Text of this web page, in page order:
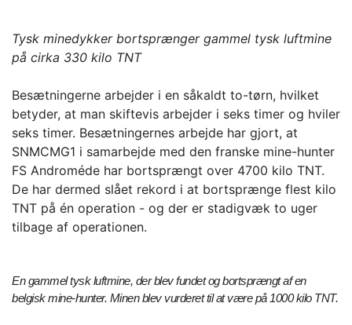
Tysk minedykker bortsprænger gammel tysk luftmine
på cirka 330 kilo TNT
Besætningerne arbejder i en såkaldt to-tørn, hvilket
betyder, at man skiftevis arbejder i seks timer og hviler
seks timer. Besætningernes arbejde har gjort, at
SNMCMG1 i samarbejde med den franske mine-hunter
FS Androméde har bortsprængt over 4700 kilo TNT.
De har dermed slået rekord i at bortsprænge flest kilo
TNT på én operation - og der er stadigvæk to uger
tilbage af operationen.
En gammel tysk luftmine, der blev fundet og bortsprængt af en
belgisk mine-hunter. Minen blev vurderet til at være på 1000 kilo TNT.